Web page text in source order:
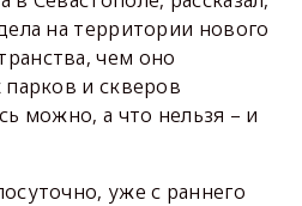
на территории нового
чем оно
парков и скверов
можно, а что нельзя – и
уже с раннего